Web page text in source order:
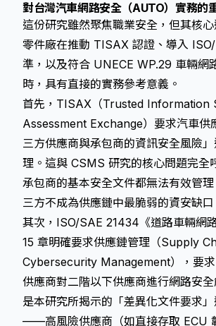
對台灣汽車網路安全（AUTO）實務的
這份研究雖然聚焦職業安全，但其核
零件廠在推動 TISAX 認證、導入
準，以及符合 UNECE WP.29 車輛網
時，具有直接的實務參考意義。
首先，TISAX（Trusted Information
Assessment Exchange）要求汽車供
三方供應商與承包商的資訊安全風險
理。這與 CSMS 研究的核心問題完
承包商的基本安全文件都無法有效管
三方不成為供應鏈中最脆弱的資安缺口
其次，ISO/SAE 21434《道路車輛網
15 章明確要求供應鏈管理（Supply
Cybersecurity Management），要
供應商對二階以下供應商進行網路安
是本研究所揭示的「差異化文件要求
——高風險供應商（如直接存取 ECU